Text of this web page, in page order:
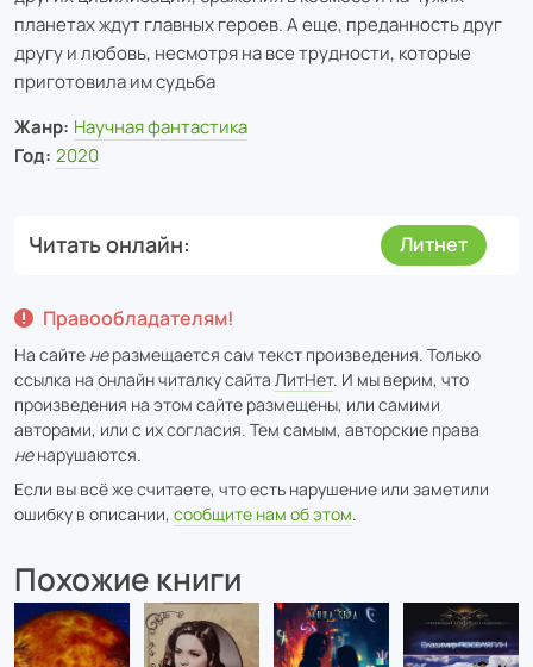
планетах ждут главных героев. А еще, преданность друг
другу и любовь, несмотря на все трудности, которые
приготовила им судьба
Жанр: Научная фантастика
Год: 2020
Читать онлайн Литнет
Правообладателям!
На сайте неразмещается сам текст произведения. Только
ссылка на онлайн читалку сайта ЛитНет. И мы верим, что
произведения на этом сайте размещены, или самими
авторами, или с их согласия. Тем самым, авторские права
ненарушаются.
Если вы всё же считаете, что есть нарушение или заметили
ошибку в описании, сообщите нам об этом.
Похожие книги